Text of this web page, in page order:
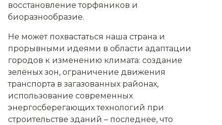
восстановление торфяников и
биоразнообразие.
Не может похвастаться наша страна и
прорывными идеями в области адаптации
городов к изменению климата: создание
зелёных зон, ограничение движения
транспорта в загазованных районах,
использование современных
энергосберегающих технологий при
строительстве зданий – последнее, что